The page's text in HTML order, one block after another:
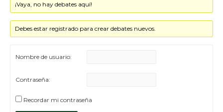
¡Vaya, no hay debates aquí!
Debes estar registrado para crear debates nuevos.
Nombre de usuario:
Contraseña:
Recordar mi contraseña